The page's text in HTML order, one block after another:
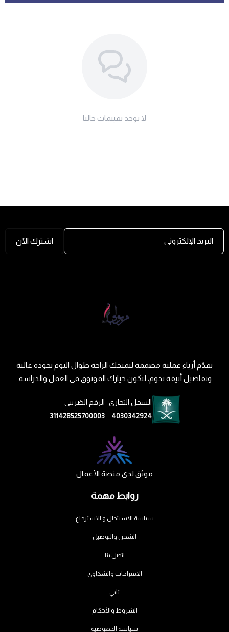
لا توجد تقييمات حاليا
البريد الإلكتروني
اشترك الآن
روابط مهمة
سياسة الاسبتدال و الاسترجاع
الشحن والتوصيل
اتصل بنا
الاقتراحات والشكاوى
تابي
الشروط والأحكام
سياسة الخصوصية
نقدّم أزياء عملية مصممة لتمنحك الراحة طوال اليوم بجودة عالية
وتفاصيل أنيقة تدوم، لتكون خيارك الموثوق في العمل والدراسة.
السجل التجاري
4030342924
الرقم الضريبي
311428525700003
موثق لدى منصة الأعمال